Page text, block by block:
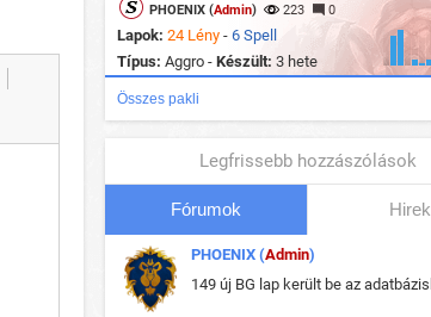
PHOENIX (Admin) 223 0
Lapok: 24 Lény - 6 Spell
Típus: Aggro - Készült: 3 hete
Összes pakli
Legfrissebb hozzászólások
Fórumok Hirek
PHOENIX (Admin)